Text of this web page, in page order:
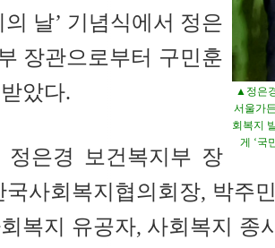
▲정은
서울가
회복지
게 ‘국
날’ 기념식에서 정은
장관으로부터 구민훈
았다.
정은경 보건복지부 장
국사회복지협의회장, 박주
복지 유공자, 사회복지 종